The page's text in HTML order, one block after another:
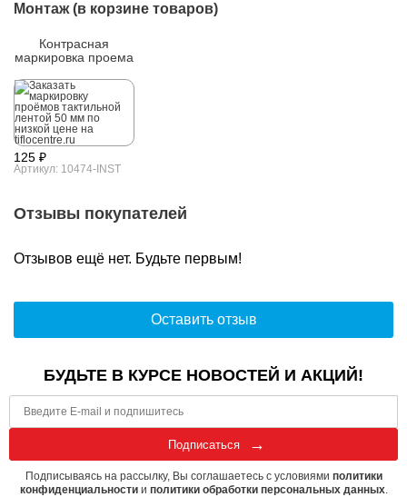
Монтаж (в корзине товаров)
Контрасная
маркировка проема
125 ₽
Артикул: 10474-INST
Отзывы покупателей
Отзывов ещё нет. Будьте первым!
Оставить отзыв
БУДЬТЕ В КУРСЕ НОВОСТЕЙ И АКЦИЙ!
Подписаться
Подписываясь на рассылку, Вы соглашаетесь с условиями политики
конфиденциальностии политики обработки персональных данных.